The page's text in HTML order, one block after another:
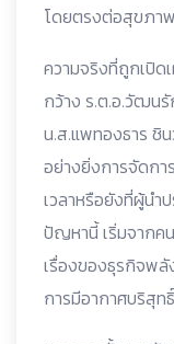
โดยตรงต่อสุขภา
ความจริงที่ถูกเปิด
กว้าง ร.ต.อ.วัฒนรั
น.ส.แพทองธาร ชิ
อย่างยิ่งการจัดกา
เวลาหรือยังที่ผู้นำ
ปัญหานี้ เริ่มจากคน
เรื่องของธุรกิจพลั
การมีอากาศบริสุ